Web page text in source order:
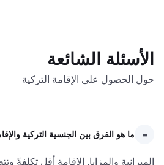
الأسئلة الشائعة
ما هو الفرق بين الجنسية التركية